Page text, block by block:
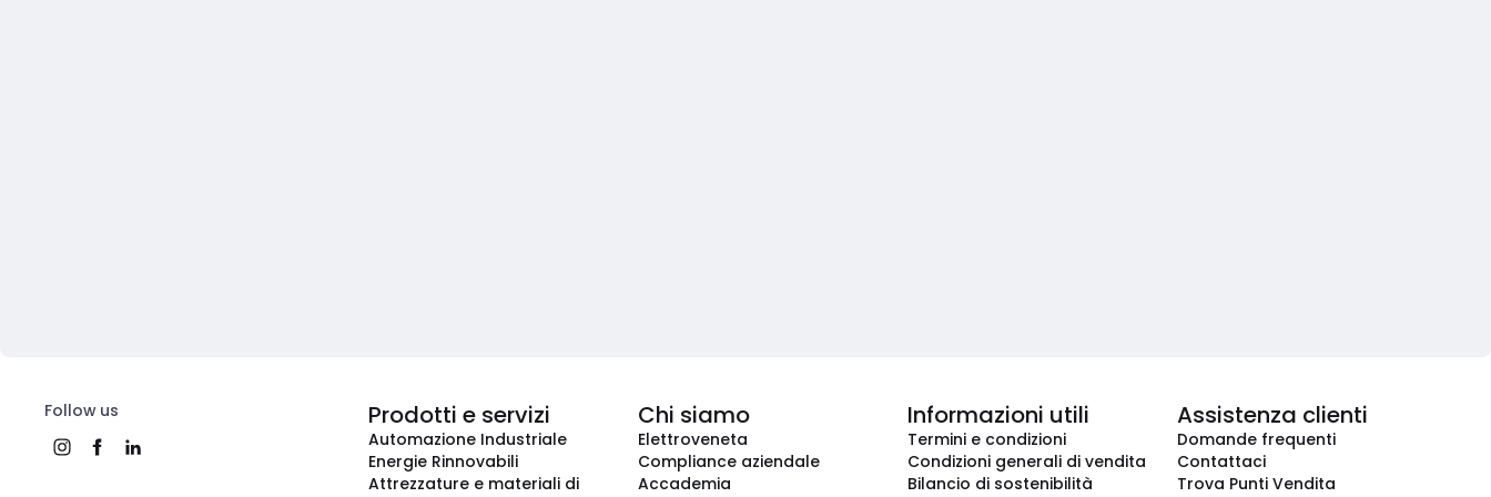
Follow us Prodotti e servizi
Automazione Industriale
Energie Rinnovabili
Attrezzature e materiali di
Chi siamo
Elettroveneta
Compliance aziendale
Accademia
Informazioni utili
Termini e condizioni
Condizioni generali di vendita
Bilancio di sostenibilità
Assistenza clienti
Domande frequenti
Contattaci
Trova Punti Vendita